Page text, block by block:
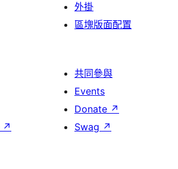
外掛
區塊版面配置
↗
共同參與
Events
Donate ↗
Swag ↗